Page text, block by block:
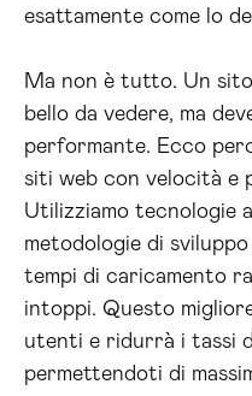
esattamente come lo
Ma non è tutto. Un
bello da vedere, ma
performante. Ecco
siti web con velocità e
Utilizziamo tecnologie
metodologie di
tempi di caricamento
intoppi. Questo
utenti e ridurrà i tassi
permettendoti di